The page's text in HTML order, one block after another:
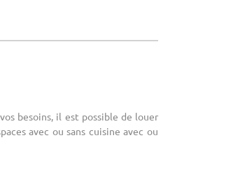
besoins, il est possible de louer
avec ou sans cuisine avec ou